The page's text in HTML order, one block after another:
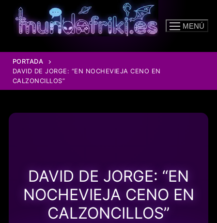
contenido
MENÚ
PORTADA
DAVID DE JORGE: “EN NOCHEVIEJA CENO EN
CALZONCILLOS”
DAVID DE JORGE: “EN
NOCHEVIEJA CENO EN
CALZONCILLOS”